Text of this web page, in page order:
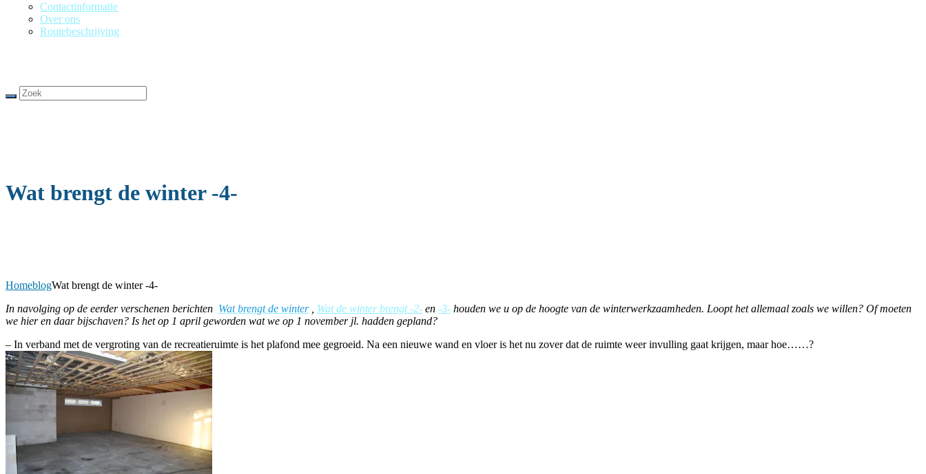
Contactinformatie
Over ons
Routebeschrijving
Wat brengt de winter -4-
HomeblogWat brengt de winter -4-
In navolging op de eerder verschenen berichten Wat brengt de winter, Wat de winter brengt -2- en -3- houden we u op de hoogte van de winterwerkzaamheden. Loopt het allemaal zoals we willen? Of moeten
we hier en daar bijschaven? Is het op 1 april geworden wat we op 1 november jl. hadden gepland?
– In verband met de vergroting van de recreatieruimte is het plafond mee gegroeid. Na een nieuwe wand en vloer is het nu zover dat de ruimte weer invulling gaat krijgen, maar hoe……?